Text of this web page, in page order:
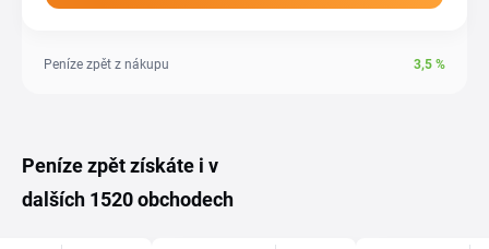
Peníze zpět z nákupu 3,5 %
Peníze zpět získáte i v
dalších 1520 obchodech